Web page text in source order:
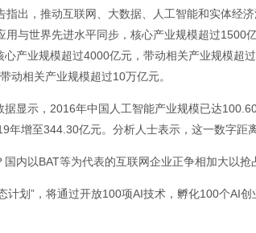
指出，推动互联网、大数据、人工智能和实体经
用与世界先进水平同步，核心产业规模超过1500
心产业规模超过4000亿元，带动相关产业规模超
动相关产业规模超过10万亿元。
据显示，2016年中国人工智能产业规模已达
年增至344.30亿元。分析人士表示，这一数字距
内以BAT等为代表的互联网企业正争相加大以抢
计划”，将通过开放100项AI技术，孵化100个AI